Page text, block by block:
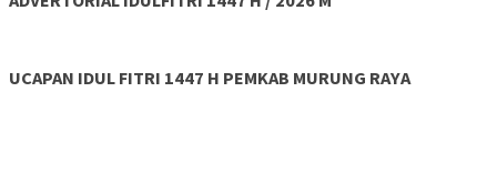
UCAPAN IDUL FITRI 1447 H PEMKAB MURUNG RAYA